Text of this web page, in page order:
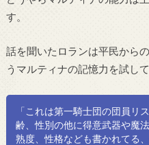
す。
話を聞いたロランは平民から
うマルティナの記憶力を試し
「これは第一騎士団の団員リ
齢、性別の他に得意武器や魔
熟度、性格なども書かれてる